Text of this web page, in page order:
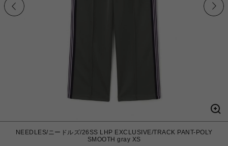
NEEDLES/ニードルズ/26SS LHP EXCLUSIVE/TRACK PANT-POLY
SMOOTH gray XS